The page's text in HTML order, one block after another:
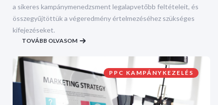
a sikeres kampánymenedzsment legalapvetőbb feltételeit, és
összegyűjtöttük a végeredmény értelmezéséhez szükséges
kifejezéseket.
TOVÁBB OLVASOM
PPC KAMPÁNYKEZELÉS